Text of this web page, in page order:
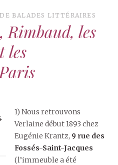
BALADES LITTÉRAIRES
Rimbaud, les
les
1) Nous retrouvons
Verlaine début 1893 chez
Eugénie Krantz, 9 rue des
Fossés-Saint-Jacques
(l’immeuble a été